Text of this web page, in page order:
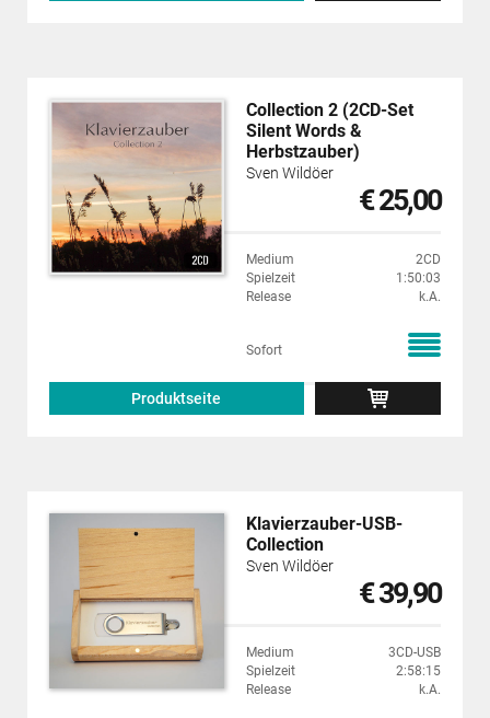
Collection 2 (2CD-Set
Silent Words &
Herbstzauber)
Sven Wildöer
€ 25,00
Medium
2CD
Spielzeit
1:50:03
Release
k.A.
Sofort
Produktseite
Klavierzauber-USB-
Collection
Sven Wildöer
€ 39,90
Medium
3CD-USB
Spielzeit
2:58:15
Release
k.A.